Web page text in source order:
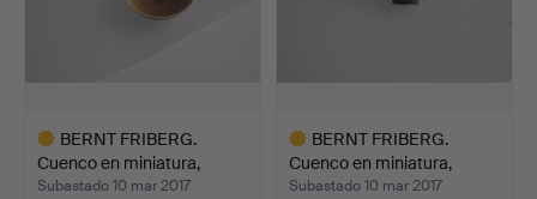
BERNT FRIBERG.
Cuenco en miniatura,
Gustav…
Subastado 10 mar 2017
BERNT FRIBERG.
Cuenco en miniatura,
Gustav…
Subastado 10 mar 2017